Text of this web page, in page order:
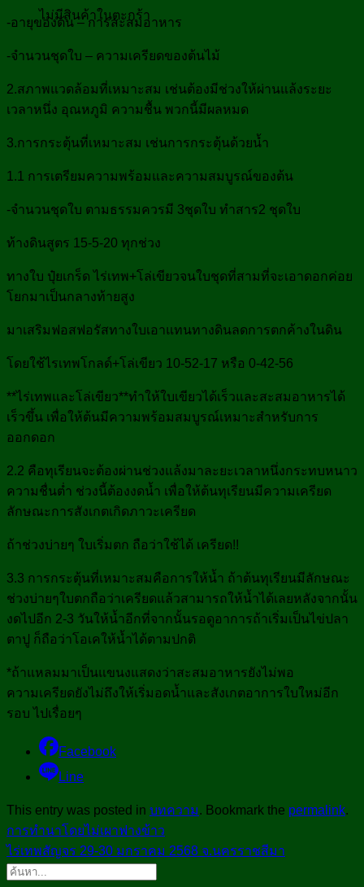
ไม่มีสินค้าในตะกร้า
-อายุของต้น – การสะสมอาหาร
-จำนวนชุดใบ – ความเครียดของต้นไม้
2.สภาพแวดล้อมที่เหมาะสม เช่นต้องมีช่วงให้ผ่านแล้งระยะ
เวลาหนึ่ง อุณหภูมิ ความชื้น พวกนี้มีผลหมด
3.การกระตุ้นที่เหมาะสม เช่นการกระตุ้นด้วยน้ำ
1.1 การเตรียมความพร้อมและความสมบูรณ์ของต้น
-จำนวนชุดใบ ตามธรรมควรมี 3ชุดใบ ทำสาร2 ชุดใบ
ท้างดินสูตร 15-5-20 ทุกช่วง
ทางใบ ปุ๋ยเกร็ด ไร่เทพ+โล่เขียวจนใบชุดที่สามที่จะเอาดอกค่อย
โยกมาเป็นกลางท้ายสูง
มาเสริมฟอสฟอรัสทางใบเอาแทนทางดินลดการตกค้างในดิน
โดยใช้ไรเทพโกลด์+โล่เขียว 10-52-17 หรือ 0-42-56
**ไร่เทพและโล่เขียว**ทำให้ใบเขียวได้เร็วและสะสมอาหารได้
เร็วขึ้น เพื่อให้ต้นมีความพร้อมสมบูรณ์เหมาะสำหรับการ
ออกดอก
2.2 คือทุเรียนจะต้องผ่านช่วงแล้งมาละยะเวลาหนึ่งกระทบหนาว
ความชื่นต่ำ ช่วงนี้ต้องงดน้ำ เพื่อให้ต้นทุเรียนมีความเครียด
ลักษณะการสังเกตเกิดภาวะเครียด
ถ้าช่วงบ่ายๆ ใบเริ่มตก ถือว่าใช้ได้ เครียด!!
3.3 การกระตุ้นที่เหมาะสมคือการให้น้ำ ถ้าต้นทุเรียนมีลักษณะ
ช่วงบ่ายๆใบตกถือว่าเครียดแล้วสามารถให้น้ำได้เลยหลังจากนั้น
งดไปอีก 2-3 วันให้น้ำอีกที่จากนั้นรอดูอาการถ้าเริ่มเป็นไข่ปลา
ตาปู ก็ถือว่าโอเคให้น้ำได้ตามปกติ
*ถ้าแหลมมาเป็นแขนงแสดงว่าสะสมอาหารยังไม่พอ
ความเครียดยังไม่ถึงให้เริ่มอดน้ำและสังเกตอาการใบใหม่อีก
รอบ ไปเรื่อยๆ
Facebook
Line
This entry was posted in บทความ. Bookmark the permalink.
การทำนาโดยไม่เผาฟางข้าว
ไร่เทพสัญจร 29-30 มกราคม 2568 จ.นครราชสีมา